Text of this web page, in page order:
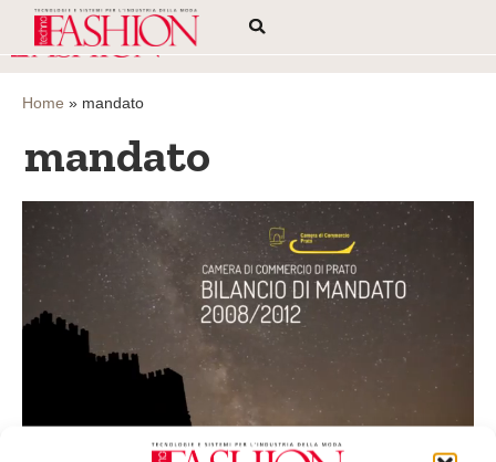
Home » mandato
mandato
Prato racconta 5 anni in 12 minuti